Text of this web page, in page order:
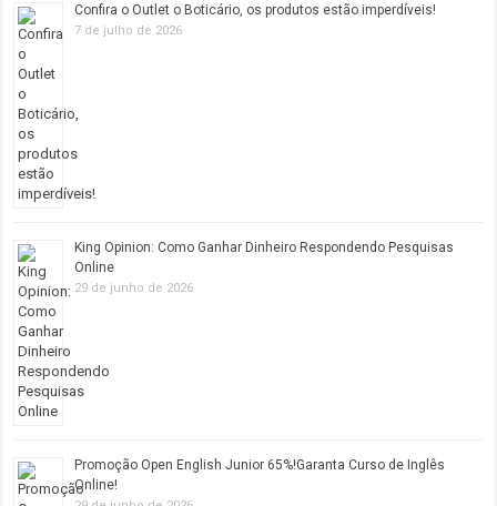
Confira o Outlet o Boticário, os produtos estão imperdíveis!
7 de julho de 2026
King Opinion: Como Ganhar Dinheiro Respondendo Pesquisas
Online
29 de junho de 2026
Promoção Open English Junior 65%!Garanta Curso de Inglês
Online!